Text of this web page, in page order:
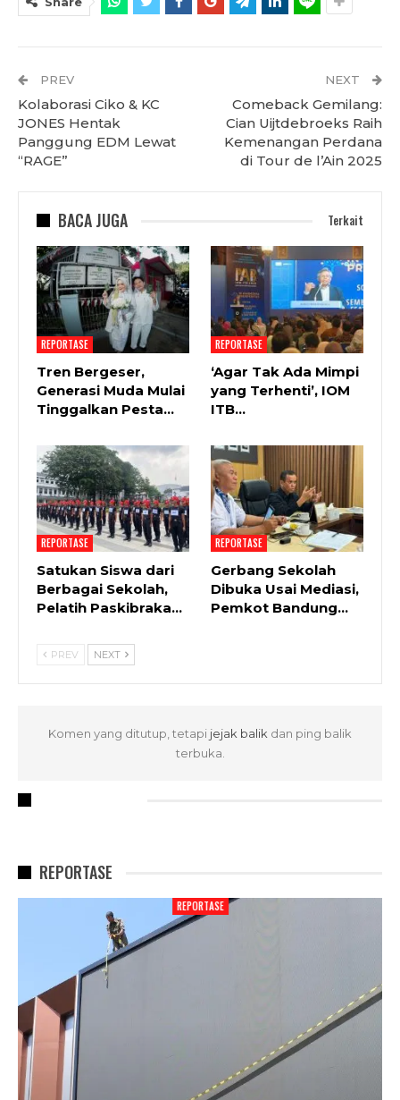
PREV
Kolaborasi Ciko & KC
JONES Hentak
Panggung EDM Lewat
“RAGE”
NEXT
Comeback Gemilang:
Cian Uijtdebroeks Raih
Kemenangan Perdana
di Tour de l’Ain 2025
BACA JUGA Terkait
REPORTASE
Tren Bergeser,
Generasi Muda Mulai
Tinggalkan Pesta…
REPORTASE
‘Agar Tak Ada Mimpi
yang Terhenti’, IOM
ITB…
REPORTASE
Satukan Siswa dari
Berbagai Sekolah,
Pelatih Paskibraka…
REPORTASE
Gerbang Sekolah
Dibuka Usai Mediasi,
Pemkot Bandung…
PREV NEXT
Komen yang ditutup, tetapi jejak balik dan ping balik
terbuka.
REPORTASE
REPORTASE